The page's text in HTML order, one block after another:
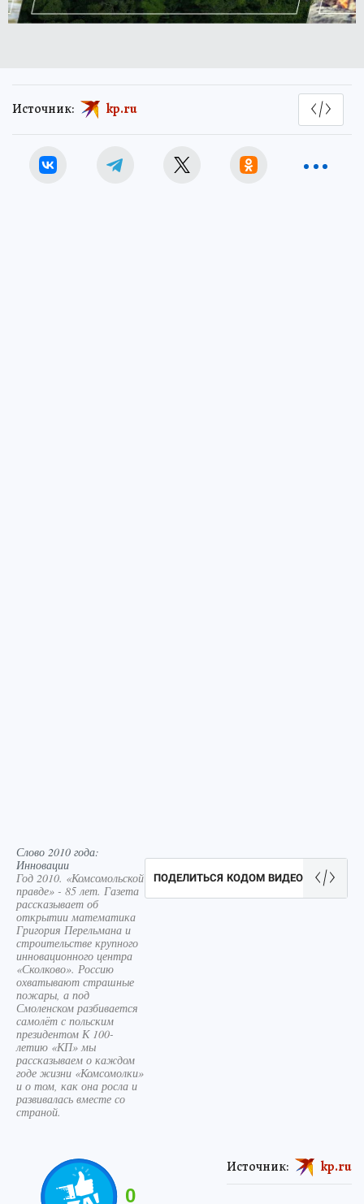
Источник: kp.ru
Слово 2010 года:
Инновации
Год 2010. «Комсомольской
правде» - 85 лет. Газета
рассказывает об
открытии математика
Григория Перельмана и
строительстве крупного
инновационного центра
«Сколково». Россию
охватывают страшные
пожары, а под
Смоленском разбивается
самолёт с польским
президентом К 100-
летию «КП» мы
рассказываем о каждом
годе жизни «Комсомолки»
и о том, как она росла и
развивалась вместе со
страной.
ПОДЕЛИТЬСЯ КОДОМ ВИДЕО
Источник: kp.ru